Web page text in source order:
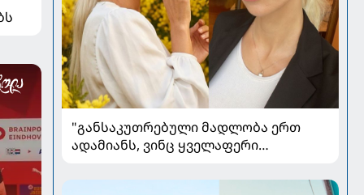
"განსაკუთრებული მადლობა ერთ
ადამიანს, ვინც ყველაფერი
კითხვებს პასუხობს